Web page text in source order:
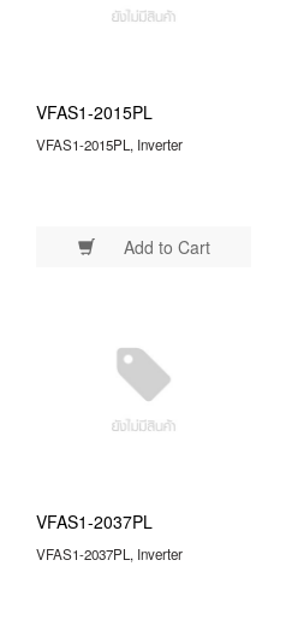
VFAS1-2015PL
VFAS1-2015PL, Inverter
Add to Cart
VFAS1-2037PL
VFAS1-2037PL, Inverter